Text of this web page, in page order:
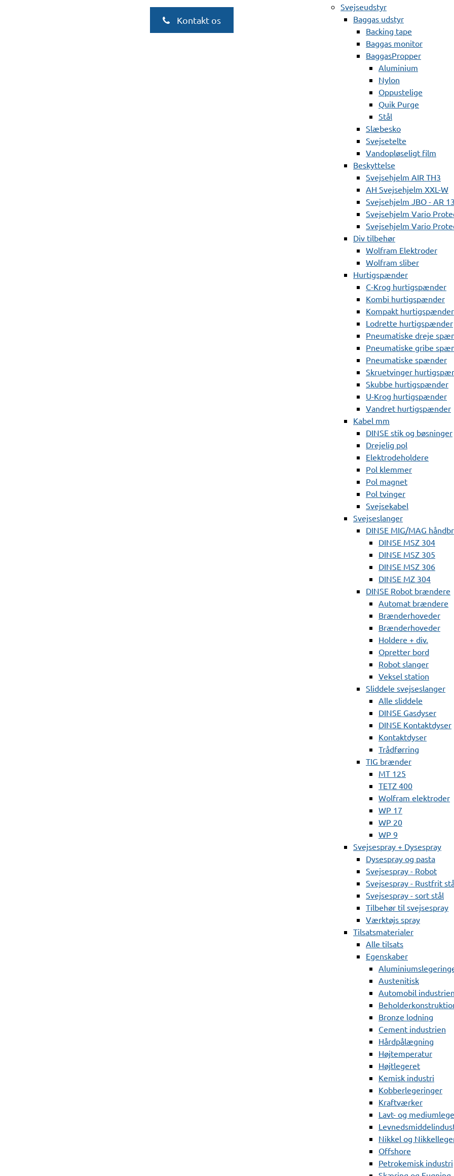
Svejseudstyr
Baggas udstyr
Backing tape
Baggas monitor
BaggasPropper
Aluminium
Nylon
Oppustelige
Quik Purge
Stål
Slæbesko
Svejsetelte
Vandopløseligt film
Beskyttelse
Svejsehjelm AIR TH3
AH Svejsehjelm XXL-W
Svejsehjelm JBO - AR
Svejsehjelm Vario
Svejsehjelm Vario
Div tilbehør
Wolfram Elektroder
Wolfram sliber
Hurtigspænder
C-Krog hurtigspænder
Kombi hurtigspænder
Kompakt hurtigspænder
Lodrette hurtigspænder
Pneumatiske dreje
Pneumatiske gribe
Pneumatiske spænder
Skruetvinger
Skubbe hurtigspænder
U-Krog hurtigspænder
Vandret hurtigspænder
Kabel mm
DINSE stik og bøsninger
Drejelig pol
Elektrodeholdere
Pol klemmer
Pol magnet
Pol tvinger
Svejsekabel
Svejseslanger
DINSE MIG/MAG
DINSE MSZ 304
DINSE MSZ 305
DINSE MSZ 306
DINSE MZ 304
DINSE Robot brændere
Automat brændere
Brænderhoveder
Brænderhoveder
Holdere + div.
Opretter bord
Robot slanger
Veksel station
Sliddele svejseslanger
Alle sliddele
DINSE Gasdyser
DINSE Kontaktdyser
Kontaktdyser
Trådførring
TIG brænder
MT 125
TETZ 400
Wolfram elektroder
WP 17
WP 20
WP 9
Svejsespray + Dysespray
Dysespray og pasta
Svejsespray - Robot
Svejsespray - Rustfrit
Svejsespray - sort stål
Tilbehør til svejsespray
Værktøjs spray
Tilsatsmaterialer
Alle tilsats
Egenskaber
Austenitisk
Automobil industrien
Bronze lodning
Cement industrien
Hårdpålægning
Højtemperatur
Højtlegeret
Kemisk industri
Kobberlegeringer
Kraftværker
Lavt- og
Nikkel og
Offshore
Petrokemisk industri
Kontakt os